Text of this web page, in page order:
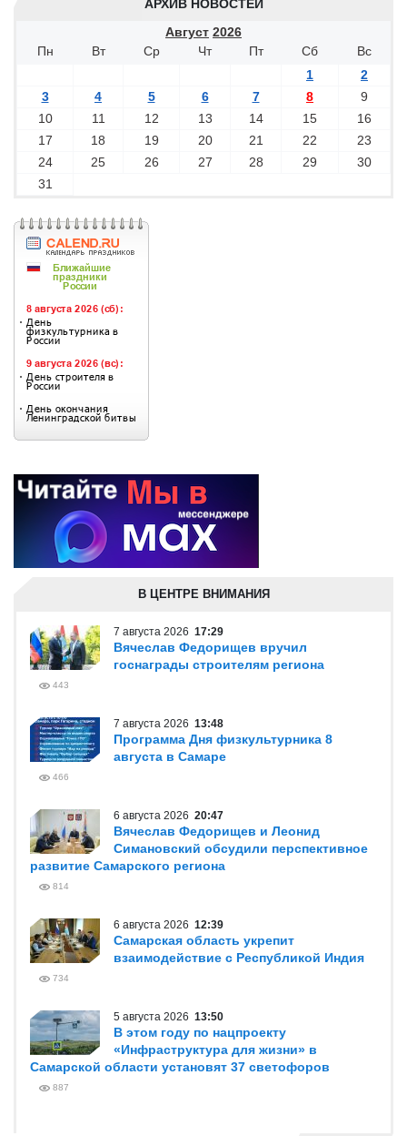
АРХИВ НОВОСТЕЙ
Август 2026
Пн
Вт Ср Чт Пт Сб
Вс
1
2
3
4 5 6 7 8
9
10
11 12 13 14 15
16
17
18 19 20 21 22
23
24
25 26 27 28 29
30
31
В ЦЕНТРЕ ВНИМАНИЯ
7 августа 2026 17:29
Вячеслав Федорищев вручил
госнаграды строителям региона
443
7 августа 2026 13:48
Программа Дня физкультурника 8
августа в Самаре
466
6 августа 2026 20:47
Вячеслав Федорищев и Леонид
Симановский обсудили перспективное
развитие Самарского региона
814
6 августа 2026 12:39
Самарская область укрепит
взаимодействие с Республикой Индия
734
5 августа 2026 13:50
В этом году по нацпроекту
«Инфраструктура для жизни» в
Самарской области установят 37 светофоров
887